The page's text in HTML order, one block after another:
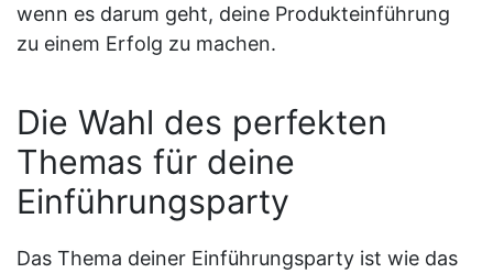
wenn es darum geht, deine Produkteinführung
zu einem Erfolg zu machen.
Die Wahl des perfekten
Themas für deine
Einführungsparty
Das Thema deiner Einführungsparty ist wie das